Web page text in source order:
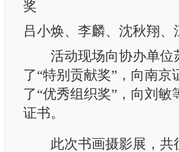
奖
吕小焕、李麟、沈秋翔
活动现场向协办单位
了“特别贡献奖”，向南
了“优秀组织奖”，向刘
证书。
此次书画摄影展，共